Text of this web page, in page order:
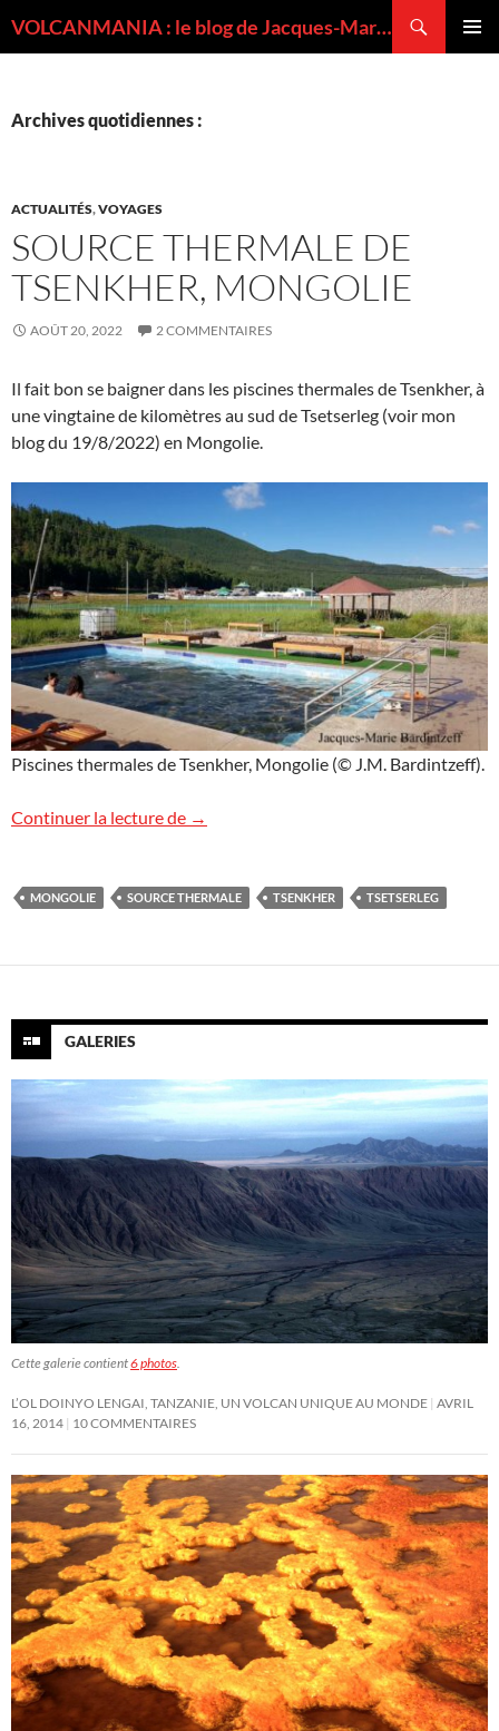
VOLCANMANIA : le blog de Jacques-Marie BARDINTZEFF, volcanologue
Archives quotidiennes :
ACTUALITÉS,VOYAGES
SOURCE THERMALE DE
TSENKHER, MONGOLIE
AOÛT 20, 2022 2 COMMENTAIRES
Il fait bon se baigner dans les piscines thermales de Tsenkher, à
une vingtaine de kilomètres au sud de Tsetserleg (voir mon
blog du 19/8/2022) en Mongolie.
Piscines thermales de Tsenkher, Mongolie (© J.M. Bardintzeff).
Continuer la lecture de Source thermale de Tsenkher, Mongolie
→
MONGOLIE SOURCE THERMALE TSENKHER TSETSERLEG
GALERIES
Cette galerie contient6 photos
L’OL DOINYO LENGAI, TANZANIE, UN VOLCAN UNIQUE AU MONDE AVRIL
16, 2014 10 COMMENTAIRES